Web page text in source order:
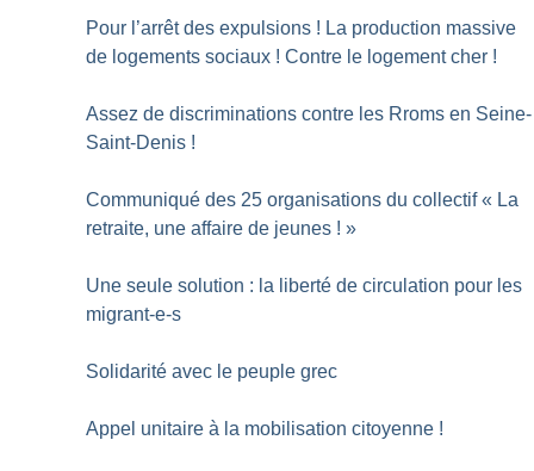
Pour l’arrêt des expulsions ! La production massive
de logements sociaux ! Contre le logement cher !
Assez de discriminations contre les Rroms en Seine-
Saint-Denis !
Communiqué des 25 organisations du collectif « La
retraite, une affaire de jeunes ! »
Une seule solution : la liberté de circulation pour les
migrant-e-s
Solidarité avec le peuple grec
Appel unitaire à la mobilisation citoyenne !